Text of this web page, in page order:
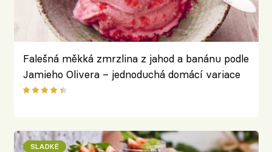
Falešná měkká zmrzlina z jahod a banánu podle
Jamieho Olivera – jednoduchá domácí variace
na klasické letní osvěžení
SLADKÉ